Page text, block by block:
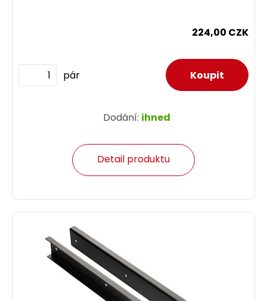
224,00 CZK
pár
Dodání: ihned
Detail produktu